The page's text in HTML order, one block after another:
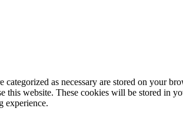
as necessary are stored on your
this website. These cookies will be stored in
experience.